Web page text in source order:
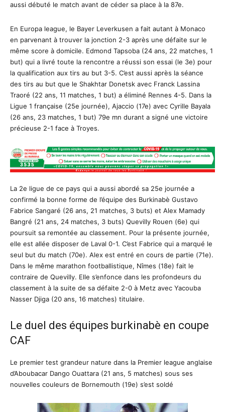
aussi débuté le match avant de céder sa place à la 87e.
En Europa league, le Bayer Leverkusen a fait autant à Monaco
en parvenant à trouver la jonction 2-3 après une défaite sur le
même score à domicile. Edmond Tapsoba (24 ans, 22 matches, 1
but) qui a livré toute la rencontre a réussi son essai (le 3e) pour
la qualification aux tirs au but 3-5. C’est aussi après la séance
des tirs au but que le Shakhtar Donetsk avec Franck Lassina
Traoré (22 ans, 11 matches, 1 but) a éliminé Rennes 4-5. Dans la
Ligue 1 française (25e journée), Ajaccio (17e) avec Cyrille Bayala
(26 ans, 23 matches, 1 but) 79e mn durant a signé une victoire
précieuse 2-1 face à Troyes.
La 2e ligue de ce pays qui a aussi abordé sa 25e journée a
confirmé la bonne forme de l’équipe des Burkinabè Gustavo
Fabrice Sangaré (26 ans, 21 matches, 3 buts) et Alex Mamady
Bangré (21 ans, 24 matches, 3 buts) Quevilly Rouen (6e) qui
poursuit sa remontée au classement. Pour la présente journée,
elle est allée disposer de Laval 0-1. C’est Fabrice qui a marqué le
seul but du match (70e). Alex est entré en cours de partie (71e).
Dans le même marathon footballistique, Nîmes (18e) fait le
contraire de Quevilly. Elle s’enfonce dans les profondeurs du
classement à la suite de sa défaite 2-0 à Metz avec Yacouba
Nasser Djiga (20 ans, 16 matches) titulaire.
Le duel des équipes burkinabè en coupe
CAF
Le premier test grandeur nature dans la Premier league anglaise
d’Aboubacar Dango Ouattara (21 ans, 5 matches) sous ses
nouvelles couleurs de Bornemouth (19e) s’est soldé